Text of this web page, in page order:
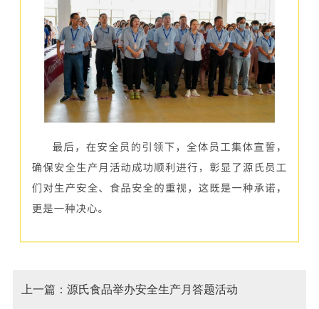
上一篇：源氏食品举办安全生产月答题活动